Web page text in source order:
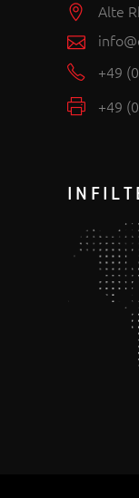
Alte
+49
+49